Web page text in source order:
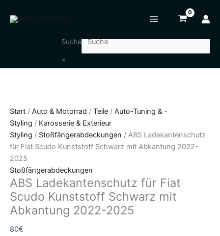
Inhalt
Suche
×
Start / Auto & Motorrad / Teile / Auto-Tuning & -
Styling / Karosserie & Exterieur
Styling / Stoßfängerabdeckungen / ABS Ladekantenschutz
für Fiat Scudo Kunststoff Schwarz mit Abkantung 2022-
2025
Stoßfängerabdeckungen
ABS Ladekantenschutz für Fiat
Scudo Kunststoff Schwarz mit
Abkantung 2022-2025
80€
Ladekantenschutz
2022-
2025
Menge